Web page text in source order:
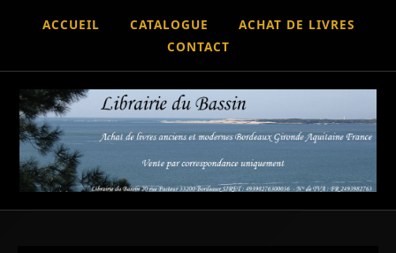
ACCUEIL CATALOGUE
ACHAT DE LIVRES
CONTACT